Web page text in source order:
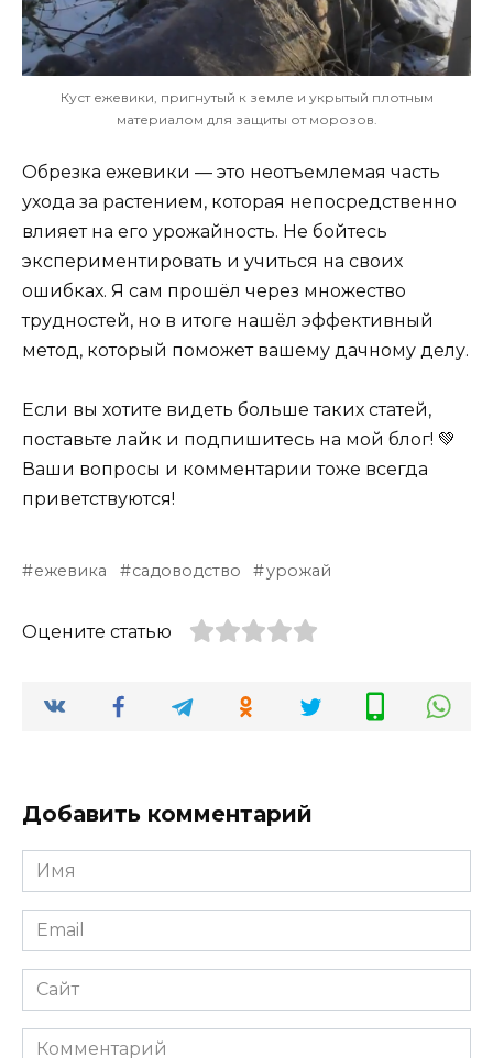
Куст ежевики, пригнутый к земле и укрытый плотным
материалом для защиты от морозов.
Обрезка ежевики — это неотъемлемая часть
ухода за растением, которая непосредственно
влияет на его урожайность. Не бойтесь
экспериментировать и учиться на своих
ошибках. Я сам прошёл через множество
трудностей, но в итоге нашёл эффективный
метод, который поможет вашему дачному делу.
Если вы хотите видеть больше таких статей,
поставьте лайк и подпишитесь на мой блог! 💚
Ваши вопросы и комментарии тоже всегда
приветствуются!
ежевика садоводство урожай
Оцените статью
Добавить комментарий
Имя
*
Email
*
Сайт
Комментарий